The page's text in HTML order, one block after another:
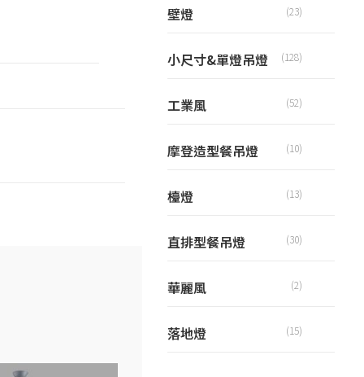
壁燈 (23)
小尺寸&單燈吊燈 (128)
工業風 (52)
摩登造型餐吊燈 (10)
檯燈 (13)
直排型餐吊燈 (30)
華麗風 (2)
落地燈 (15)